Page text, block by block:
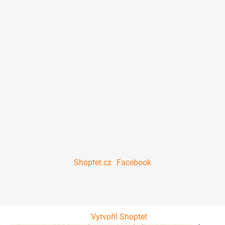
Shoptet.cz Facebook
Vytvořil Shoptet